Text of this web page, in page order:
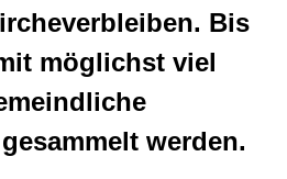
Bis
möglichst viel
werden.